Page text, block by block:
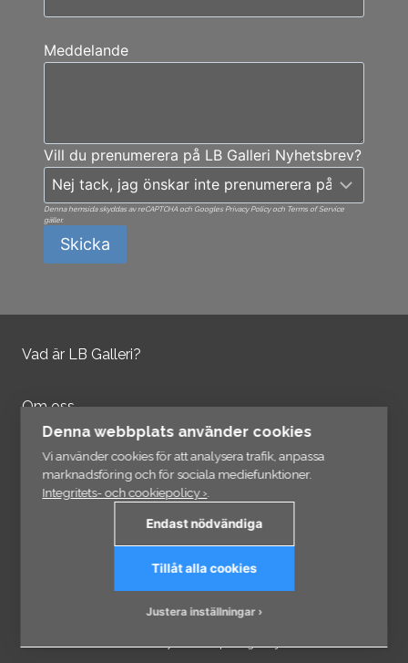
Meddelande
Vill du prenumerera på LB Galleri Nyhetsbrev?
Denna hemsida skyddas av reCAPTCHA och Googles Privacy Policy och Terms of Service
gäller.
Skicka
Vad är LB Galleri?
Om oss
Kontakta oss
Integritetspolicy
© 2026 - VisCraft AB - Eftertryck och kopiering förbjudet
Denna webbplats använder cookies
Vi använder cookies för att analysera trafik, anpassa
marknadsföring och för sociala mediefunktioner.
Integritets- och cookiepolicy ›.
Endast nödvändiga
Tillåt alla cookies
Justera inställningar